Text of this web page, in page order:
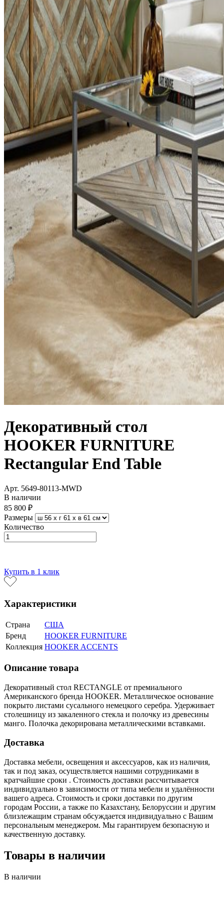
Декоративный стол
HOOKER FURNITURE
Rectangular End Table
Арт. 5649-80113-MWD
В наличии
85 800 ₽
Размеры
Количество
Купить в 1 клик
Характеристики
Страна
США
Бренд
HOOKER FURNITURE
Коллекция HOOKER ACCENTS
Описание товара
Декоративный стол RECTANGLE от премиального
Американского бренда HOOKER. Металлическое основание
покрыто листами сусального немецкого серебра. Удерживает
столешницу из закаленного стекла и полочку из древесины
манго. Полочка декорирована металлическими вставками.
Доставка
Доставка мебели, освещения и аксессуаров, как из наличия,
так и под заказ, осуществляется нашими сотрудниками в
кратчайшие сроки . Стоимость доставки рассчитывается
индивидуально в зависимости от типа мебели и удалённости
вашего адреса. Стоимость и сроки доставки по другим
городам России, а также по Казахстану, Белоруссии и другим
близлежащим странам обсуждается индивидуально с Вашим
персональным менеджером. Мы гарантируем безопасную и
качественную доставку.
Товары в наличии
В наличии